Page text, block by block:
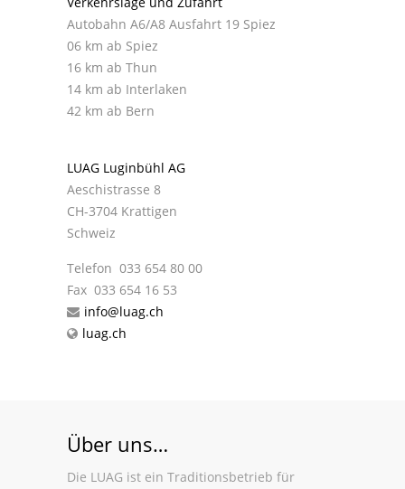
Autobahn A6/A8 Ausfahrt 19 Spiez
06 km ab Spiez
16 km ab Thun
14 km ab Interlaken
42 km ab Bern
LUAG Luginbühl AG
Aeschistrasse 8
CH-3704 Krattigen
Schweiz
Telefon 033 654 80 00
Fax 033 654 16 53
info@luag.ch
luag.ch
Über uns…
Die LUAG ist ein Traditionsbetrieb für